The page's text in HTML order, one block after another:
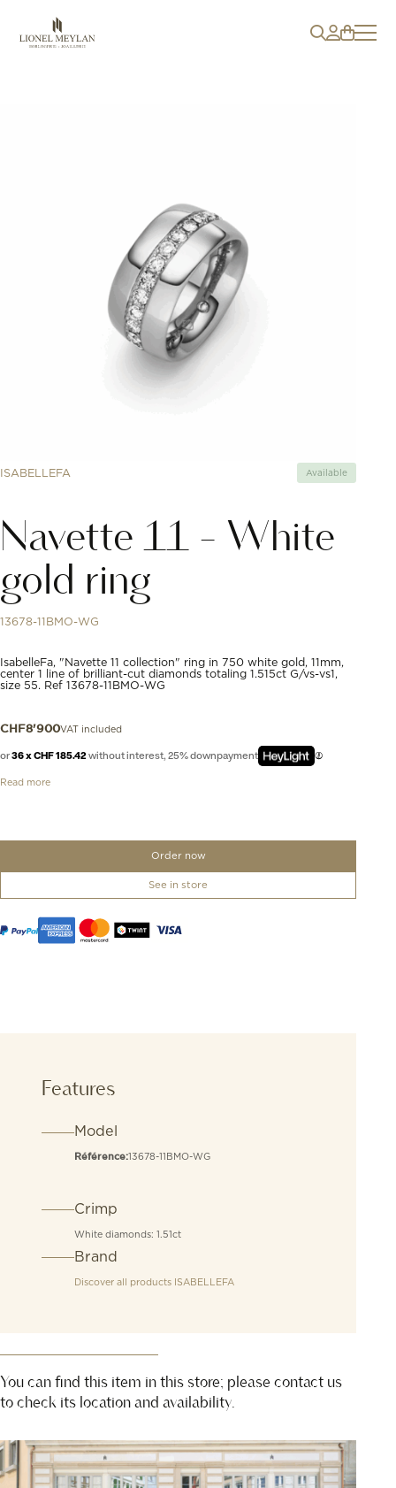
ISABELLEFA Available
Navette 11 - White
gold ring
13678-11BMO-WG
IsabelleFa, "Navette 11 collection" ring in 750 white gold, 11mm,
center 1 line of brilliant-cut diamonds totaling 1.515ct G/vs-vs1,
size 55. Ref 13678-11BMO-WG
CHF8'900VAT included
or36 x CHF 185.42without interest, 25% downpayment
Read more
Order now
See in store
Features
Model
Référence:13678-11BMO-WG
Crimp
White diamonds: 1.51ct
Brand
Discover all products ISABELLEFA
You can find this item in this store; please contact us
to check its location and availability.